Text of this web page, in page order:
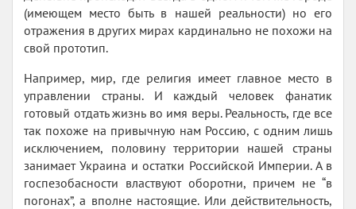
(имеющем место быть в нашей реальности) но его
отражения в других мирах кардинально не похожи на
свой прототип.
Например, мир, где религия имеет главное место в
управлении страны. И каждый человек фанатик
готовый отдать жизнь во имя веры. Реальность, где все
так похоже на привычную нам Россию, с одним лишь
исключением, половину территории нашей страны
занимает Украина и остатки Российской Империи. А в
госпезобасности властвуют оборотни, причем не “в
погонах”, а вполне настоящие. Или действительность,